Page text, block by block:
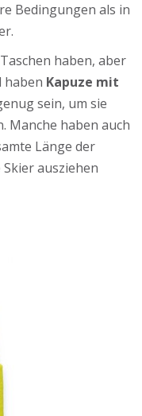
Bedingungen als in
haben, aber
haben Kapuze mit
sein, um sie
Manche haben auch
Länge der
ausziehen